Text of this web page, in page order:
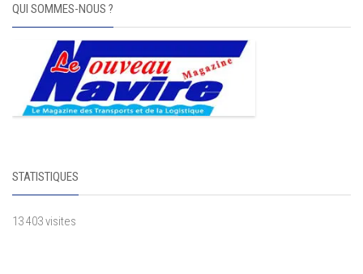
QUI SOMMES-NOUS ?
STATISTIQUES
13 403 visites